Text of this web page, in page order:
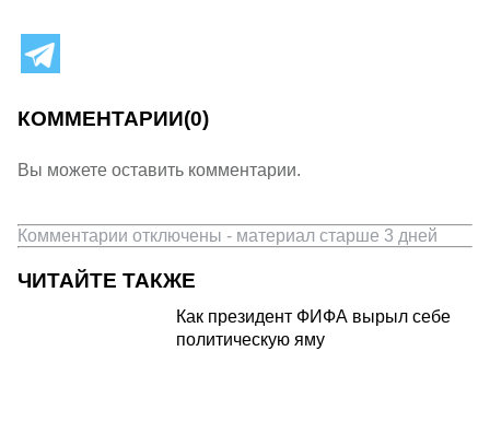
КОММЕНТАРИИ(0)
Вы можете оставить комментарии.
Комментарии отключены - материал старше 3 дней
ЧИТАЙТЕ ТАКЖЕ
Как президент ФИФА вырыл себе
политическую яму